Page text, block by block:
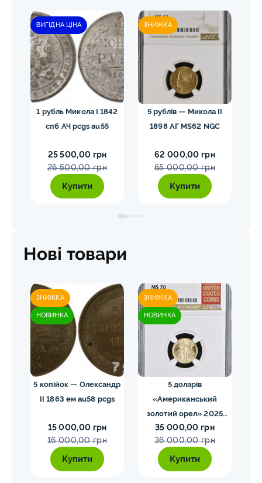
ВИГІДНА ЦІНА
1 рубль Микола I 1842
спб АЧ pcgs au55
25 500,00 грн
26 500,00 грн
Купити
ЗНИЖКА
5 рублів — Микола II
1898 АГ MS62 NGC
62 000,00 грн
65 000,00 грн
Купити
Нові товари
ЗНИЖКА
НОВИНКА
5 копійок — Олександр
II 1863 ем au58 pcgs
15 000,00 грн
16 000,00 грн
Купити
ЗНИЖКА
НОВИНКА
5 доларів
«Американський
золотий орел» 2025
MS70 NGC орел тип2
35 000,00 грн
36 000,00 грн
Купити